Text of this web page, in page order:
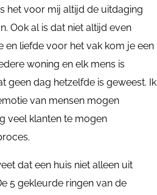
het voor mij altijd de uitdaging
Ook al is dat niet altijd even
en liefde voor het vak kom je een
woning en elk mens is
geen dag hetzelfde is geweest. Ik
van mensen mogen
veel klanten te mogen
dat een huis niet alleen uit
5 gekleurde ringen van de